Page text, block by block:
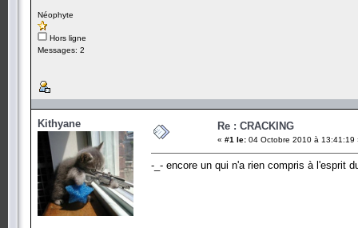
Néophyte
Hors ligne
Messages: 2
Kithyane Re : CRACKING
« #1 le: 04 Octobre 2010 à 13:41:19
-_- encore un qui n'a rien compris à l'esprit